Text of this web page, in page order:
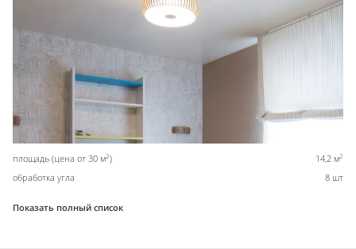
площадь (цена от 30 м2) 14,2 м2
обработка угла 8 шт
Показать полный список